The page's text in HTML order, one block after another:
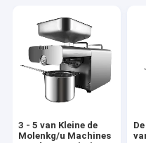
3 - 5 van Kleine de
Molenkg/u Machines